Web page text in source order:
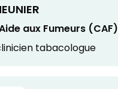
aux Fumeurs (CAF)
tabacologue